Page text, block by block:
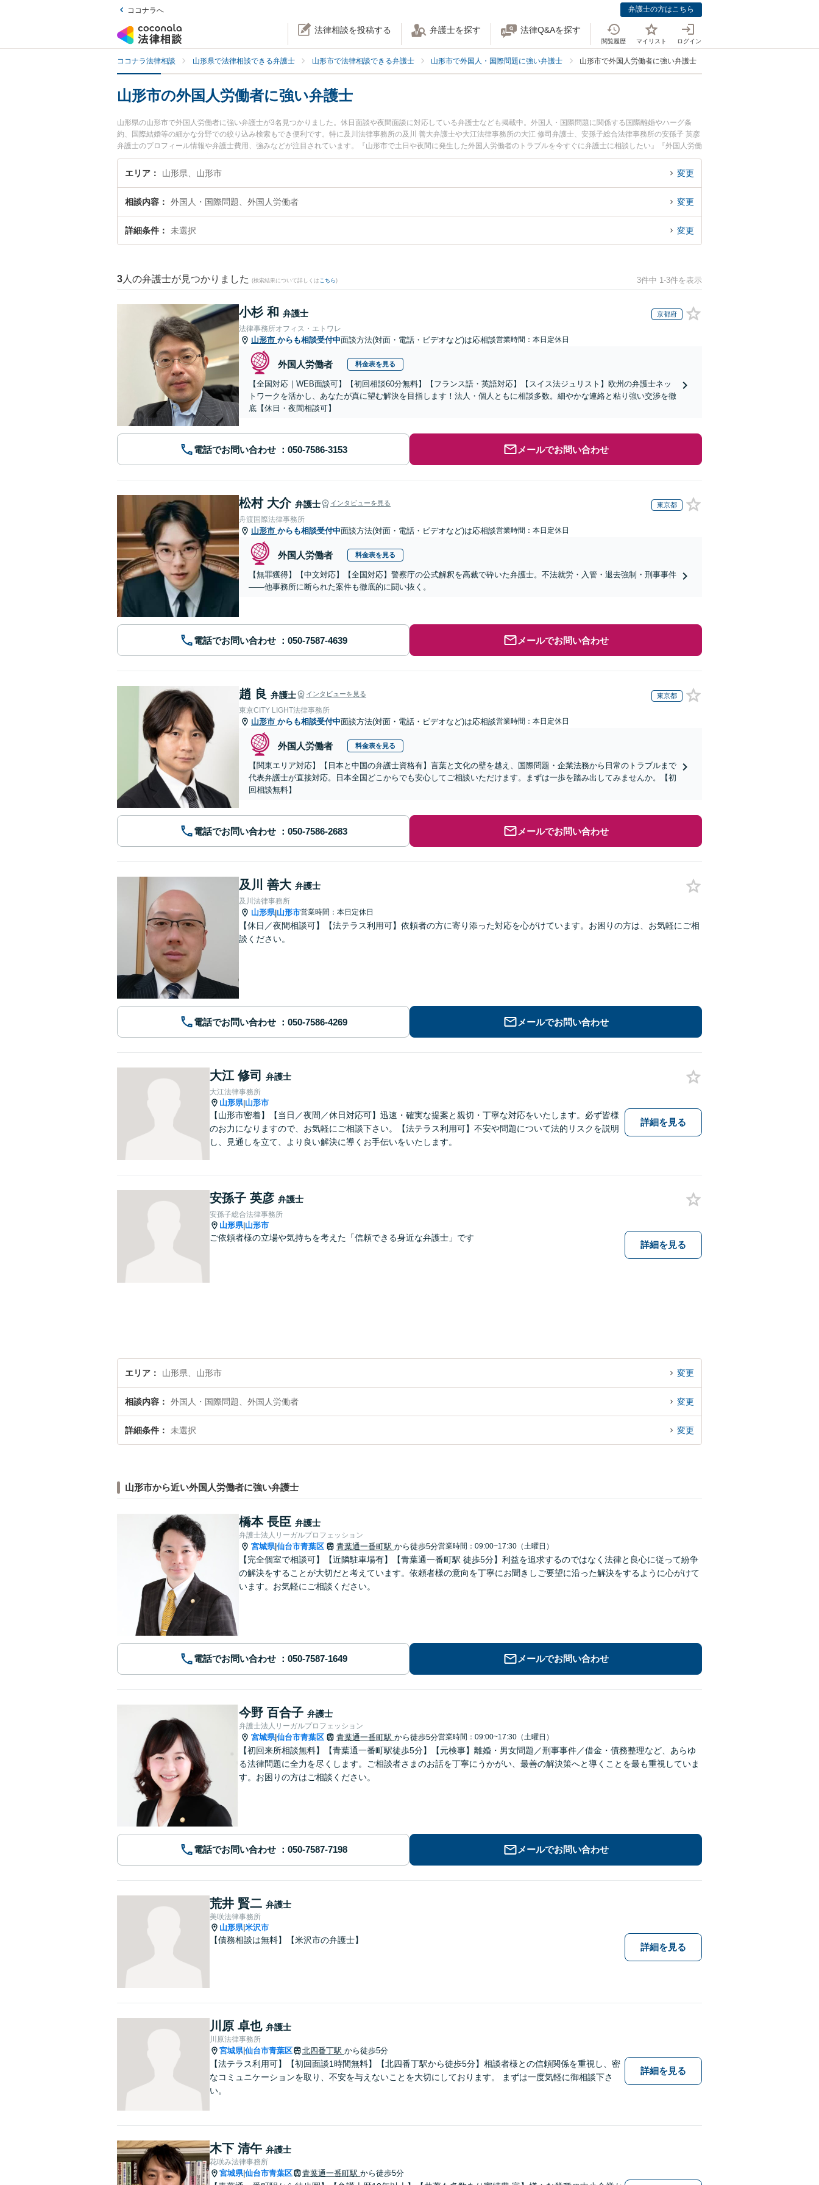
ココナラへ 弁護士の方はこちら
法律相談を投稿する 弁護士を探す 法律Q&Aを探す
閲覧履歴 マイリスト ログイン
ココナラ法律相談 山形県で法律相談できる弁護士 山形市で法律相談できる弁護士 山形市で外国人・国際問題に強い弁護士 山形市で外国人労働者に強い弁護士
山形市の外国人労働者に強い弁護士
山形県の山形市で外国人労働者に強い弁護士が3名見つかりました。休日面談や夜間面談に対応している弁護士なども掲載中。外国人・国際問題に関係する国際離婚やハーグ条
約、国際結婚等の細かな分野での絞り込み検索もでき便利です。特に及川法律事務所の及川 善大弁護士や大江法律事務所の大江 修司弁護士、安孫子総合法律事務所の安孫子 英彦
弁護士のプロフィール情報や弁護士費用、強みなどが注目されています。『山形市で土日や夜間に発生した外国人労働者のトラブルを今すぐに弁護士に相談したい』『外国人労働
者のトラブル解決の実績豊富な近くの弁護士を検索したい』『初回相談無料で外国人労働者を法律相談できる山形市内の弁護士に相談予約したい』などでお困りの相談者さんにお
すすめです。
エリア 山形県、山形市 変更
相談内容 外国人・国際問題、外国人労働者 変更
詳細条件 未選択 変更
3 人の弁護士が見つかりました (検索結果について詳しくは こちら) 3件中 1-3件を表示
小杉 和 弁護士 京都府
法律事務所オフィス・エトワレ
山形市 からも相談受付中面談方法(対面・電話・ビデオなど)は応相談営業時間：本日定休日
外国人労働者 料金表を見る
【全国対応｜WEB面談可】【初回相談60分無料】【フランス語・英語対応】【スイス法ジュリスト】欧州の弁護士ネッ
トワークを活かし、あなたが真に望む解決を目指します！法人・個人ともに相談多数。細やかな連絡と粘り強い交渉を徹
底【休日・夜間相談可】
電話でお問い合わせ メールでお問い合わせ
松村 大介 弁護士 インタビューを見る 東京都
舟渡国際法律事務所
山形市 からも相談受付中面談方法(対面・電話・ビデオなど)は応相談営業時間：本日定休日
外国人労働者 料金表を見る
【無罪獲得】【中文対応】【全国対応】警察庁の公式解釈を高裁で砕いた弁護士。不法就労・入管・退去強制・刑事事件
——他事務所に断られた案件も徹底的に闘い抜く。
電話でお問い合わせ メールでお問い合わせ
趙 良 弁護士 インタビューを見る 東京都
東京CITY LIGHT法律事務所
山形市 からも相談受付中面談方法(対面・電話・ビデオなど)は応相談営業時間：本日定休日
外国人労働者 料金表を見る
【関東エリア対応】【日本と中国の弁護士資格有】言葉と文化の壁を越え、国際問題・企業法務から日常のトラブルまで
代表弁護士が直接対応。日本全国どこからでも安心してご相談いただけます。まずは一歩を踏み出してみませんか。【初
回相談無料】
電話でお問い合わせ メールでお問い合わせ
及川 善大 弁護士
及川法律事務所
山形県|山形市営業時間：本日定休日
【休日／夜間相談可】【法テラス利用可】依頼者の方に寄り添った対応を心がけています。お困りの方は、お気軽にご相
談ください。
電話でお問い合わせ メールでお問い合わせ
大江 修司 弁護士
大江法律事務所
山形県|山形市
【山形市密着】【当日／夜間／休日対応可】迅速・確実な提案と親切・丁寧な対応をいたします。必ず皆様
のお力になりますので、お気軽にご相談下さい。【法テラス利用可】不安や問題について法的リスクを説明
し、見通しを立て、より良い解決に導くお手伝いをいたします。
詳細を見る
安孫子 英彦 弁護士
安孫子総合法律事務所
山形県|山形市
ご依頼者様の立場や気持ちを考えた「信頼できる身近な弁護士」です
詳細を見る
エリア 山形県、山形市 変更
相談内容 外国人・国際問題、外国人労働者 変更
詳細条件 未選択 変更
山形市から近い外国人労働者に強い弁護士
橋本 長臣 弁護士
弁護士法人リーガルプロフェッション
宮城県|仙台市青葉区 青葉通一番町駅 から徒歩5分営業時間：09:00~17:30（土曜日）
【完全個室で相談可】【近隣駐車場有】【青葉通一番町駅 徒歩5分】利益を追求するのではなく法律と良心に従って紛争
の解決をすることが大切だと考えています。依頼者様の意向を丁寧にお聞きしご要望に沿った解決をするように心がけて
います。お気軽にご相談ください。
電話でお問い合わせ メールでお問い合わせ
今野 百合子 弁護士
弁護士法人リーガルプロフェッション
宮城県|仙台市青葉区 青葉通一番町駅 から徒歩5分営業時間：09:00~17:30（土曜日）
【初回来所相談無料】【青葉通一番町駅徒歩5分】【元検事】離婚・男女問題／刑事事件／借金・債務整理など、あらゆ
る法律問題に全力を尽くします。ご相談者さまのお話を丁寧にうかがい、最善の解決策へと導くことを最も重視していま
す。お困りの方はご相談ください。
電話でお問い合わせ メールでお問い合わせ
荒井 賢二 弁護士
美咲法律事務所
山形県|米沢市
【債務相談は無料】【米沢市の弁護士】
詳細を見る
川原 卓也 弁護士
川原法律事務所
宮城県|仙台市青葉区 北四番丁駅 から徒歩5分
【法テラス利用可】【初回面談1時間無料】【北四番丁駅から徒歩5分】相談者様との信頼関係を重視し、密
なコミュニケーションを取り、不安を与えないことを大切にしております。 まずは一度気軽に御相談下さ
い。
詳細を見る
木下 清午 弁護士
花咲み法律事務所
宮城県|仙台市青葉区 青葉通一番町駅 から徒歩5分